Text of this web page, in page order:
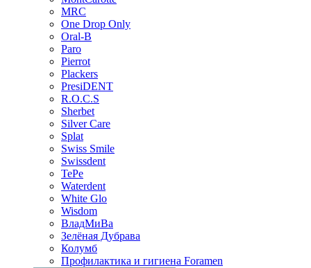
MRC
One Drop Only
Oral-B
Paro
Pierrot
Plackers
PresiDENT
R.O.C.S
Sherbet
Silver Care
Splat
Swiss Smile
Swissdent
TePe
Waterdent
White Glo
Wisdom
ВладМиВа
Зелёная Дубрава
Колумб
Профилактика и гигиена Foramen